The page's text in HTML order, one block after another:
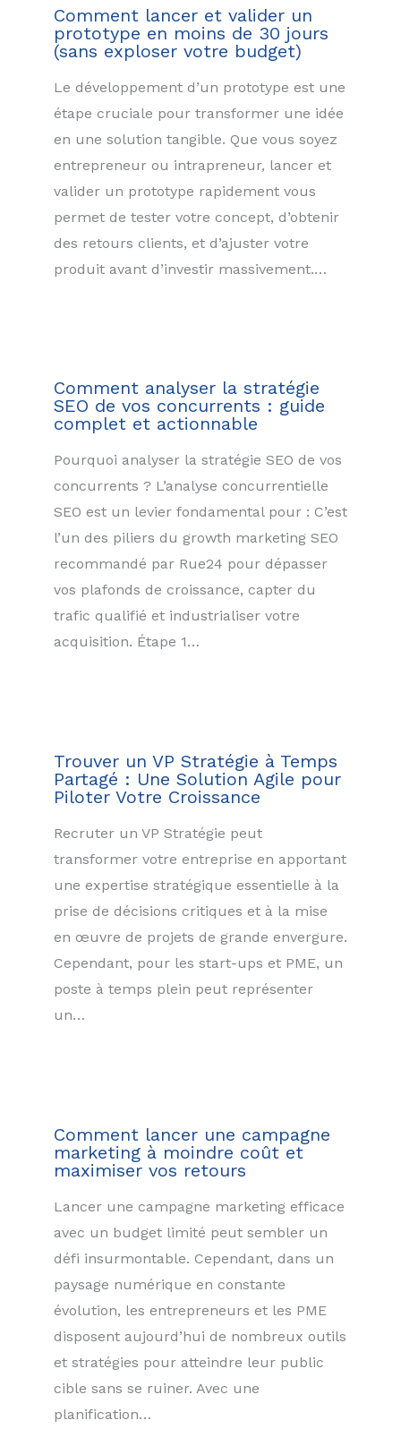
Comment lancer et valider un
prototype en moins de 30 jours
(sans exploser votre budget)
Le développement d’un prototype est une
étape cruciale pour transformer une idée
en une solution tangible. Que vous soyez
entrepreneur ou intrapreneur, lancer et
valider un prototype rapidement vous
permet de tester votre concept, d’obtenir
des retours clients, et d’ajuster votre
produit avant d’investir massivement.…
Comment analyser la stratégie
SEO de vos concurrents : guide
complet et actionnable
Pourquoi analyser la stratégie SEO de vos
concurrents ? L’analyse concurrentielle
SEO est un levier fondamental pour : C’est
l’un des piliers du growth marketing SEO
recommandé par Rue24 pour dépasser
vos plafonds de croissance, capter du
trafic qualifié et industrialiser votre
acquisition. Étape 1…
Trouver un VP Stratégie à Temps
Partagé : Une Solution Agile pour
Piloter Votre Croissance
Recruter un VP Stratégie peut
transformer votre entreprise en apportant
une expertise stratégique essentielle à la
prise de décisions critiques et à la mise
en œuvre de projets de grande envergure.
Cependant, pour les start-ups et PME, un
poste à temps plein peut représenter
un…
Comment lancer une campagne
marketing à moindre coût et
maximiser vos retours
Lancer une campagne marketing efficace
avec un budget limité peut sembler un
défi insurmontable. Cependant, dans un
paysage numérique en constante
évolution, les entrepreneurs et les PME
disposent aujourd’hui de nombreux outils
et stratégies pour atteindre leur public
cible sans se ruiner. Avec une
planification…